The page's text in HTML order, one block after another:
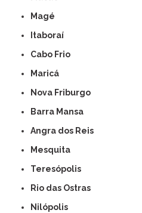
Magé
Itaboraí
Cabo Frio
Maricá
Nova Friburgo
Barra Mansa
Angra dos Reis
Mesquita
Teresópolis
Rio das Ostras
Nilópolis